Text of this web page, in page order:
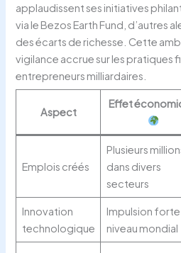
applaudissent ses initiatives
via le Bezos Earth Fund, d’autres
des écarts de richesse. Cette
vigilance accrue sur les pratiques
entrepreneurs milliardaires.
Aspect
Effet
Emplois créés
Plusieurs
dans divers
secteurs
Innovation
technologique
Impulsion forte
niveau mondial